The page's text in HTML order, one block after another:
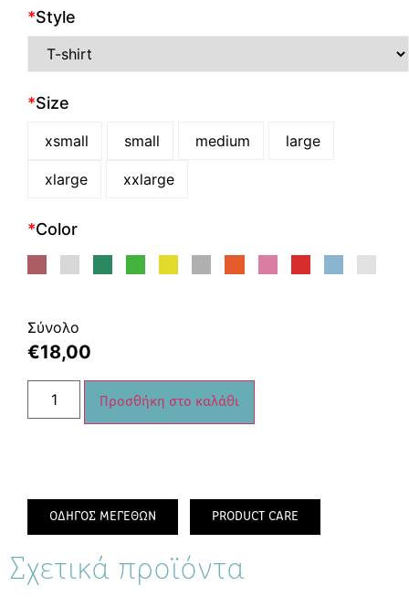
*Style
*Size
xsmall small medium large
xlarge xxlarge
*Color
Σύνολο
€18,00
Προσθήκη στο καλάθι
ΟΔΗΓΟΣ ΜΕΓΕΘΩΝ PRODUCT CARE
Σχετικά προϊόντα